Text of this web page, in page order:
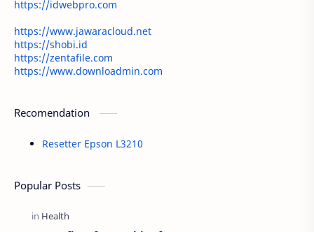
https://idwebpro.com
https://www.jawaracloud.net
https://shobi.id
https://zentafile.com
https://www.downloadmin.com
Recomendation
Resetter Epson L3210
Popular Posts